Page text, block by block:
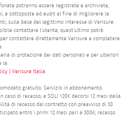
potranno essere registrate e archiviate,
e sottoposte ad audit al fine di migliorare la
sulla base del legittimo interesse di Verisure.
contattare l’utente, quest’ultimo potrà
contattare direttamente Verisure e completare
di protezione dei dati personali e per ulteriori
la
| Verisure Italia
gratuito. Servizio in abbonamento.
caso di recesso, a SOLI 120€ decorsi 12 mesi dalla
di recesso dal contratto con preavviso di 30
entro i primi 12 mesi pari a 300€; recesso